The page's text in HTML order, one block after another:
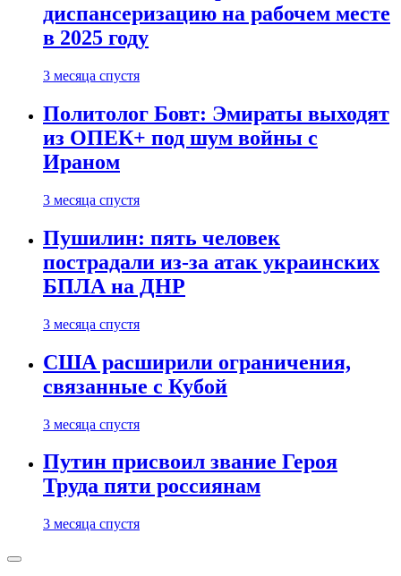
диспансеризацию на рабочем месте
в 2025 году
3 месяца спустя
Политолог Бовт: Эмираты выходят
из ОПЕК+ под шум войны с
Ираном
3 месяца спустя
Пушилин: пять человек
пострадали из-за атак украинских
БПЛА на ДНР
3 месяца спустя
США расширили ограничения,
связанные с Кубой
3 месяца спустя
Путин присвоил звание Героя
Труда пяти россиянам
3 месяца спустя